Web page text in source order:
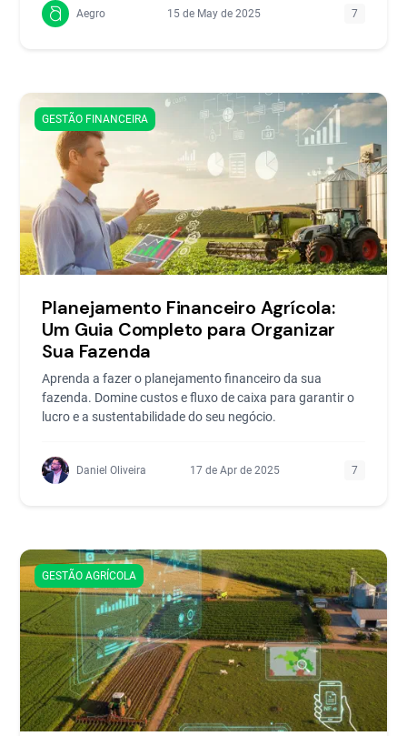
Aegro 15 de May de 2025 7
GESTÃO FINANCEIRA
Planejamento Financeiro Agrícola:
Um Guia Completo para Organizar
Sua Fazenda
Aprenda a fazer o planejamento financeiro da sua
fazenda. Domine custos e fluxo de caixa para garantir o
lucro e a sustentabilidade do seu negócio.
Daniel Oliveira 17 de Apr de 2025 7
GESTÃO AGRÍCOLA